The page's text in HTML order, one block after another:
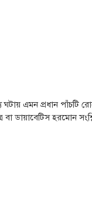
ঘটায় এমন প্রধান
ডায়াবেটিস হরমোন